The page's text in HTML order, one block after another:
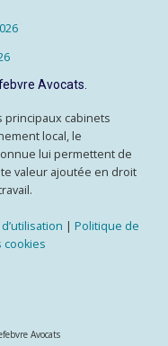
Avocats.
principaux cabinets
local, le
lui permettent de
valeur ajoutée en droit
| Politique de
cookies
Avocats